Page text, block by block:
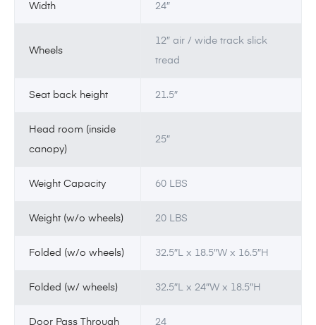
Width 24″
Wheels
12″ air / wide track slick
tread
Seat back height 21.5″
Head room (inside
canopy)
25″
Weight Capacity 60 LBS
Weight (w/o wheels) 20 LBS
Folded (w/o wheels) 32.5″L x 18.5″W x 16.5″H
Folded (w/ wheels) 32.5″L x 24″W x 18.5″H
Door Pass Through 24